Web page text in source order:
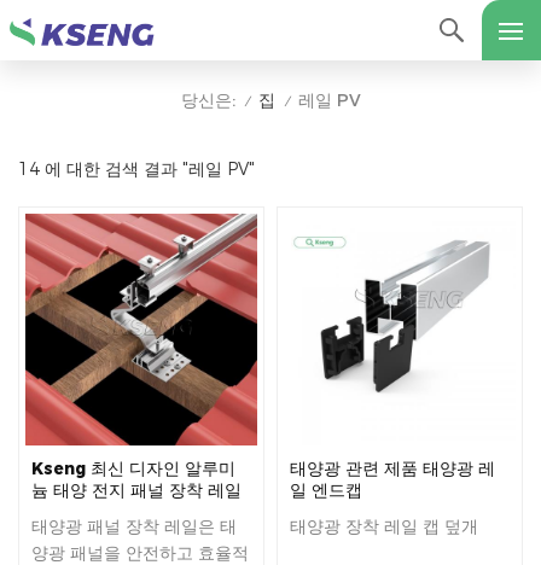
당신은: / 집 / 레일 PV
14 에 대한 검색 결과 "레일 PV"
Kseng 최신 디자인 알루미
늄 태양 전지 패널 장착 레일
태양광 패널 장착 레일은 태
양광 패널을 안전하고 효율적
태양광 관련 제품 태양광 레
일 엔드캡
태양광 장착 레일 캡 덮개